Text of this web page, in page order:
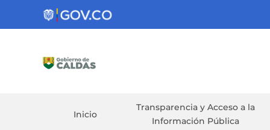
Gobernación
Inicio
Transparencia y Acceso a la
Información Pública